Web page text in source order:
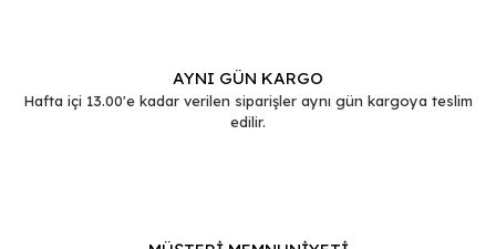
AYNI GÜN KARGO
Hafta içi 13.00'e kadar verilen siparişler aynı gün kargoya teslim
edilir.